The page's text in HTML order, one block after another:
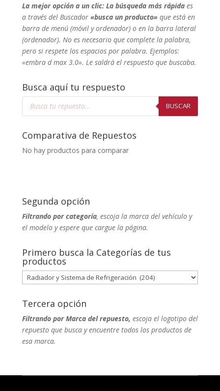
La mejor opción a un clic: La búsqueda más rápida es
a través del Buscador«busca un producto»que está en
barra de menú (móvil y ordenador) o en la barra lateral
(ordenador). Noes necesario que complete la palabra,
pero si respete los espacios por palabra. Ejemplos:
«embra d max 3.0». Le saldrá el respuesto que buscaba.
Busca aquí tu respuesto
Búsqueda
BUSCAR
Comparativa de Repuestos
No hay productos para comparar
Segunda opción
Filtrando por categoría, escoja la marca del vehículo y
el modelo y espere que cargue la página.
Primero busca la Categorías de tus
productos
Tercera opción
Filtrando por Marca del repuesto, escoja el logotipo del
repuesto que busca y encuentre todos los productos de
esa marca.